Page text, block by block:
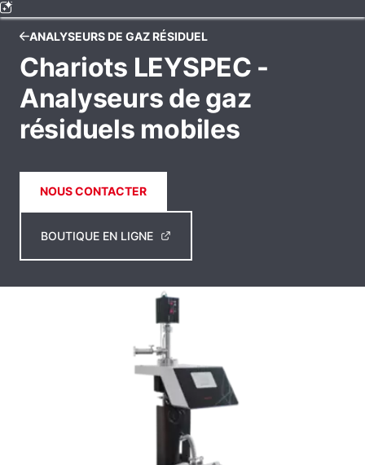
ANALYSEURS DE GAZ RÉSIDUEL
Chariots LEYSPEC -
Analyseurs de gaz
résiduels mobiles
NOUS CONTACTER
BOUTIQUE EN LIGNE